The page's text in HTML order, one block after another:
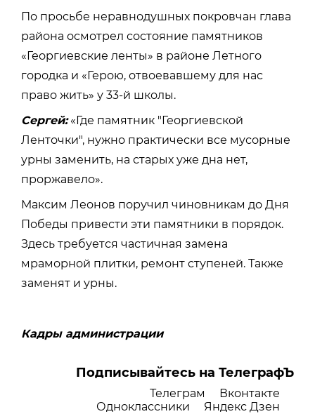
По просьбе неравнодушных покровчан глава
района осмотрел состояние памятников
«Георгиевские ленты» в районе Летного
городка и «Герою, отвоевавшему для нас
право жить» у 33-й школы.
Сергей:«Где памятник "Георгиевской
Ленточки", нужно практически все мусорные
урны заменить, на старых уже дна нет,
проржавело».
Максим Леонов поручил чиновникам до Дня
Победы привести эти памятники в порядок.
Здесь требуется частичная замена
мраморной плитки, ремонт ступеней. Также
заменят и урны.
Кадры администрации
Подписывайтесь на ТелеграфЪ
Телеграм
Вконтакте
Одноклассники
Яндекс Дзен